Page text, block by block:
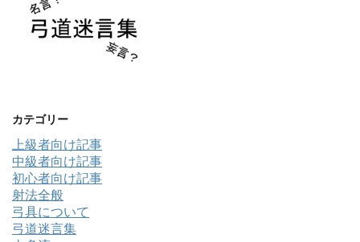
カテゴリー
上級者向け記事
中級者向け記事
初心者向け記事
射法全般
弓具について
弓道迷言集